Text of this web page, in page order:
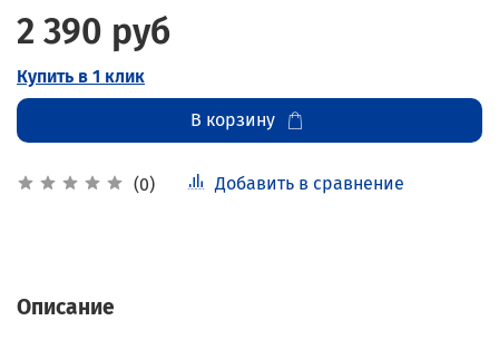
(0) Добавить в сравнение
2 390 руб
Купить в 1 клик
В корзину
Описание